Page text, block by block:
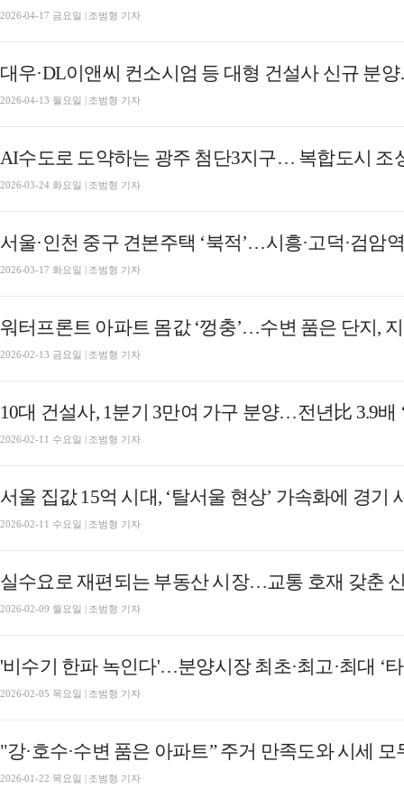
2026-04-17 금요일 | 조범형 기자
대우·DL이앤씨 컨소시엄 등 대형 건설사 신규 분
2026-04-13 월요일 | 조범형 기자
AI수도로 도약하는 광주 첨단3지구… 복합도시 조
2026-03-24 화요일 | 조범형 기자
서울·인천 중구 견본주택 ‘북적’…시흥·고덕·검암
2026-03-17 화요일 | 조범형 기자
워터프론트 아파트 몸값 ‘껑충’…수변 품은 단지,
2026-02-13 금요일 | 조범형 기자
10대 건설사, 1분기 3만여 가구 분양…전년比 3.9배
2026-02-11 수요일 | 조범형 기자
서울 집값 15억 시대, ‘탈서울 현상’ 가속화에 경기
2026-02-11 수요일 | 조범형 기자
실수요로 재편되는 부동산 시장…교통 호재 갖춘
2026-02-09 월요일 | 조범형 기자
'비수기 한파 녹인다'…분양시장 최초·최고·최대 ‘
2026-02-05 목요일 | 조범형 기자
"강·호수·수변 품은 아파트” 주거 만족도와 시세 모
2026-01-22 목요일 | 조범형 기자